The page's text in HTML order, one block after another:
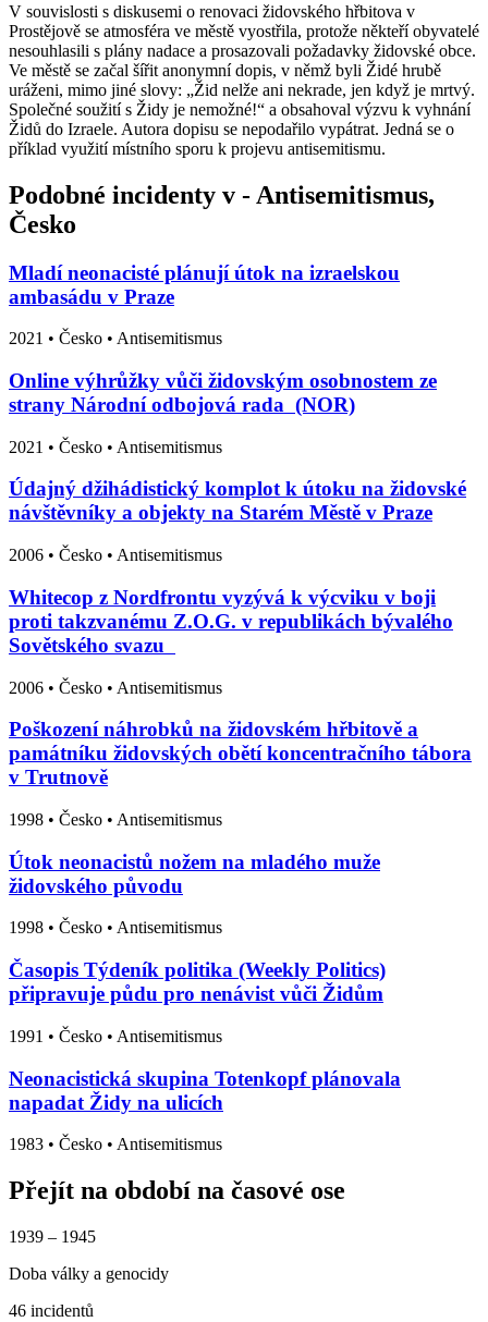
V souvislosti s diskusemi o renovaci židovského hřbitova v
Prostějově se atmosféra ve městě vyostřila, protože někteří obyvatelé
nesouhlasili s plány nadace a prosazovali požadavky židovské obce.
Ve městě se začal šířit anonymní dopis, v němž byli Židé hrubě
uráženi, mimo jiné slovy: „Žid nelže ani nekrade, jen když je mrtvý.
Společné soužití s Židy je nemožné!“ a obsahoval výzvu k vyhnání
Židů do Izraele. Autora dopisu se nepodařilo vypátrat. Jedná se o
příklad využití místního sporu k projevu antisemitismu.
Podobné incidenty v - Antisemitismus,
Česko
Mladí neonacisté plánují útok na izraelskou
ambasádu v Praze
2021 • Česko • Antisemitismus
Online výhrůžky vůči židovským osobnostem ze
strany Národní odbojová rada (NOR)
2021 • Česko • Antisemitismus
Údajný džihádistický komplot k útoku na židovské
návštěvníky a objekty na Starém Městě v Praze
2006 • Česko • Antisemitismus
Whitecop z Nordfrontu vyzývá k výcviku v boji
proti takzvanému Z.O.G. v republikách bývalého
Sovětského svazu
2006 • Česko • Antisemitismus
Poškození náhrobků na židovském hřbitově a
památníku židovských obětí koncentračního tábora
v Trutnově
1998 • Česko • Antisemitismus
Útok neonacistů nožem na mladého muže
židovského původu
1998 • Česko • Antisemitismus
Časopis Týdeník politika (Weekly Politics)
připravuje půdu pro nenávist vůči Židům
1991 • Česko • Antisemitismus
Neonacistická skupina Totenkopf plánovala
napadat Židy na ulicích
1983 • Česko • Antisemitismus
Přejít na období na časové ose
1939 – 1945
Doba války a genocidy
46 incidentů